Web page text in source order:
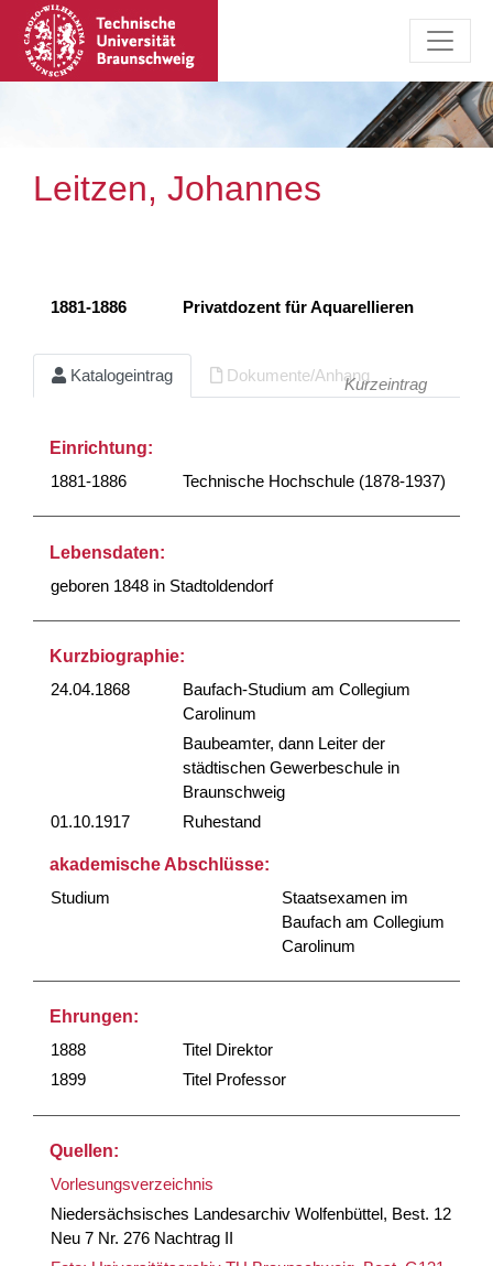
Leitzen, Johannes
1881-1886 Privatdozent für Aquarellieren
Katalogeintrag Dokumente/AnhangKurzeintrag
Einrichtung:
1881-1886
Technische Hochschule (1878-1937)
Lebensdaten:
geboren 1848 in Stadtoldendorf
Kurzbiographie:
24.04.1868
Baufach-Studium am Collegium
Carolinum
Baubeamter, dann Leiter der
städtischen Gewerbeschule in
Braunschweig
01.10.1917
Ruhestand
akademische Abschlüsse:
Studium
Staatsexamen im
Baufach am Collegium
Carolinum
Ehrungen:
1888
Titel Direktor
1899
Titel Professor
Quellen:
Vorlesungsverzeichnis
Niedersächsisches Landesarchiv Wolfenbüttel, Best. 12
Neu 7 Nr. 276 Nachtrag II